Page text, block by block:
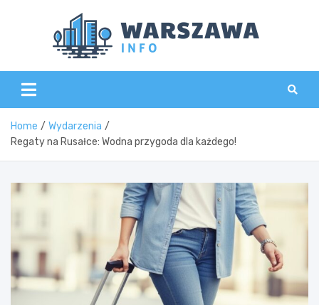
Home
Wydarzenia
Regaty na Rusałce: Wodna przygoda dla każdego!